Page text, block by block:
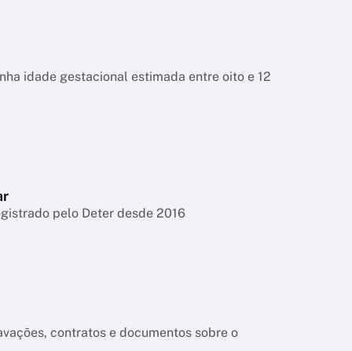
idade gestacional estimada entre oito e 12
pelo Deter desde 2016
contratos e documentos sobre o